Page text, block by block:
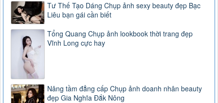
Tư Thế Tạo Dáng Chụp ảnh sexy beauty đẹp Bạc
Liêu bạn gái cần biết
Tổng Quang Chụp ảnh lookbook thời trang đẹp
Vĩnh Long cực hay
Nâng tầm đẳng cấp Chụp ảnh doanh nhân beauty
đẹp Gia Nghĩa Đắk Nông